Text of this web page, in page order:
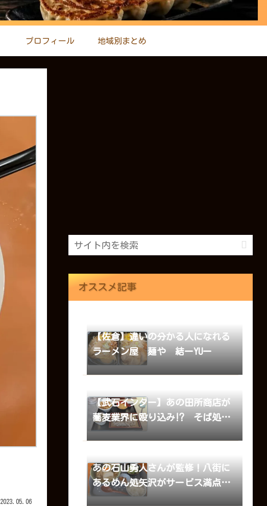
プロフィール 地域別まとめ
2023.05.06
オススメ記事
【佐倉】違いの分かる人になれる
ラーメン屋 麺や 結ーYUー
【武石インター】あの田所商店が
蕎麦業界に殴り込み⁉ そば処三
十庵 武石店
あの石山勇人さんが監修！八街に
あるめん処矢沢がサービス満点で
最高でした